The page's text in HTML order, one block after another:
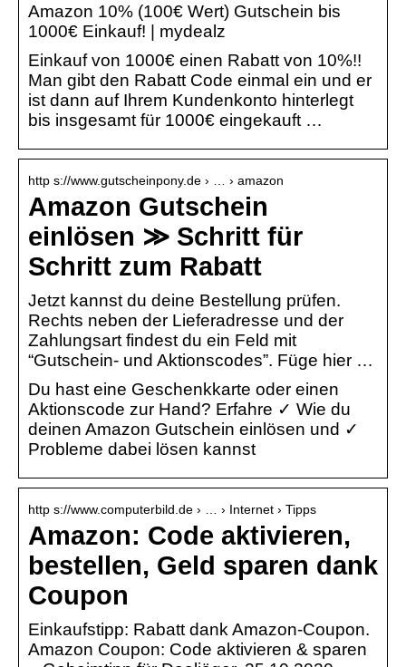
Amazon 10% (100€ Wert) Gutschein bis
1000€ Einkauf! | mydealz
Einkauf von 1000€ einen Rabatt von 10%!!
Man gibt den Rabatt Code einmal ein und er
ist dann auf Ihrem Kundenkonto hinterlegt
bis insgesamt für 1000€ eingekauft …
http s://www.gutscheinpony.de › … › amazon
Amazon Gutschein
einlösen ≫ Schritt für
Schritt zum Rabatt
Jetzt kannst du deine Bestellung prüfen.
Rechts neben der Lieferadresse und der
Zahlungsart findest du ein Feld mit
“Gutschein- und Aktionscodes”. Füge hier …
Du hast eine Geschenkkarte oder einen
Aktionscode zur Hand? Erfahre ✓ Wie du
deinen Amazon Gutschein einlösen und ✓
Probleme dabei lösen kannst
http s://www.computerbild.de › … › Internet › Tipps
Amazon: Code aktivieren,
bestellen, Geld sparen dank
Coupon
Einkaufstipp: Rabatt dank Amazon-Coupon.
Amazon Coupon: Code aktivieren & sparen